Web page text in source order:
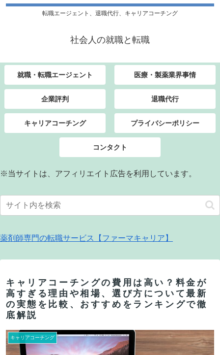
転職エージェント、退職代行、キャリアコーチング
社会人の就職と転職
就職・転職エージェント 医療・製薬業界事情
企業評判 退職代行
キャリアコーチング プライバシーポリシー
コンタクト
※当サイトは、アフィリエイト広告を利用しています。
薬剤師専門の転職サービス【ファーマキャリア】
キャリアコーチングの費用は高い？料金が
高すぎる理由や相場、選び方について最新
の実態を比較、おすすめをランキングで徹
底解説
キャリアコーチング